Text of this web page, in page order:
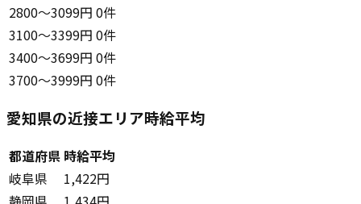
2800〜3099円 0件
3100〜3399円 0件
3400〜3699円 0件
3700〜3999円 0件
愛知県の近接エリア時給平均
都道府県 時給平均
岐阜県
1,422円